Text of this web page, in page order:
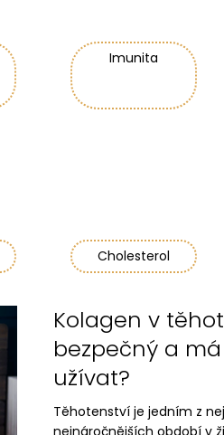
Imunita
Cholesterol
Kolagen v
bezpečný a
užívat?
Těhotenství je jedním z
nejnáročnějších období v